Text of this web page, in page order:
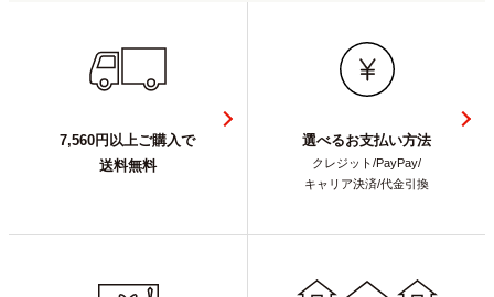
7,560円以上ご購入で
送料無料
選べるお支払い方法
クレジット/PayPay/
キャリア決済/代金引換